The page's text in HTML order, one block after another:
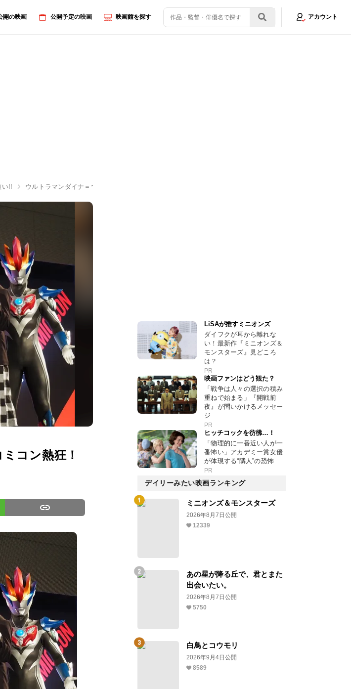
開の映画 公開予定の映画 映画館を探す アカウント
い!! ウルトラマンダイナ＝つるの剛士登場でコミコン熱狂！『劇場版ウルトラマンR/B』製作発表
コン熱狂！
LiSAが推すミニオンズ
ダイフクが耳から離れな
い！最新作『ミニオンズ＆
モンスターズ』見どころ
は？
PR
映画ファンはどう観た？
「戦争は人々の選択の積み
重ねで始まる」『開戦前
夜』が問いかけるメッセー
ジ
PR
ヒッチコックを彷彿…！
「物理的に一番近い人が一
番怖い」アカデミー賞女優
が体現する“隣人”の恐怖
PR
デイリーみたい映画ランキング
ミニオンズ＆モンスターズ
2026年8月7日公開
12339
あの星が降る丘で、君とまた
出会いたい。
2026年8月7日公開
5750
白鳥とコウモリ
2026年9月4日公開
8589